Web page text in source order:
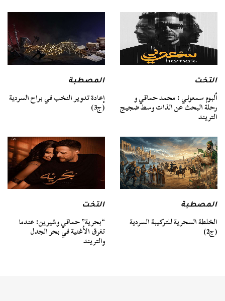
التخت
ألبوم سمعوني : محمد حماقي و
رحلة البحث عن الذات وسط ضجيج
التريند
المصطبة
إعادة تدوير النخب في براح السردية
(ج3)
المصطبة
الخلطة السحرية للتركيبة السردية
(ج2)
التخت
“بحرية” حماقي وشيرين: عندما
تغرق الأغنية في بحر الجدل
والتريند